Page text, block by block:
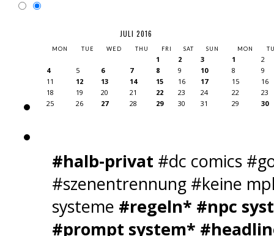
JULI 2016
MON TUE WED THU FRI SAT SUN
1 2
3
4
5 6 7 8 9
10
11
12 13 14 15 16
17
18
19 20 21 22 23
24
25
26 27 28 29 30 31
MON
1
2
8
9
15
16
22
23
29
30
#halb-privat #dc comics
#szenentrennung #keine
systeme #regeln* #npc
#prompt system*